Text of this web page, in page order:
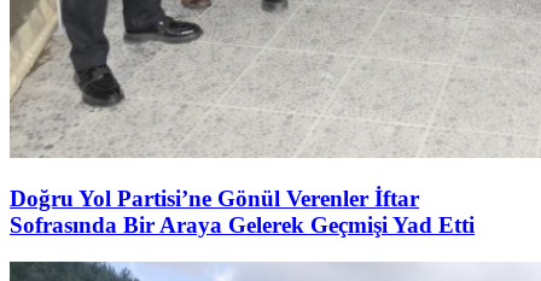
Doğru Yol Partisi’ne Gönül Verenler İftar
Sofrasında Bir Araya Gelerek Geçmişi Yad Etti